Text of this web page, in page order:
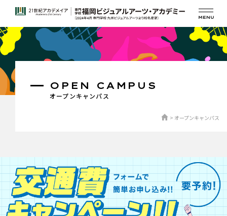
オープンキャンパス
OPEN CAMPUS
オープンキャンパス